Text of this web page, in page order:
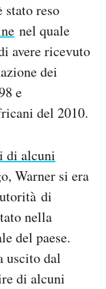
stato reso
nel quale
avere ricevuto
dei
e
del 2010.
di alcuni
Warner si era
di
nella
del paese.
uscito dal
di alcuni